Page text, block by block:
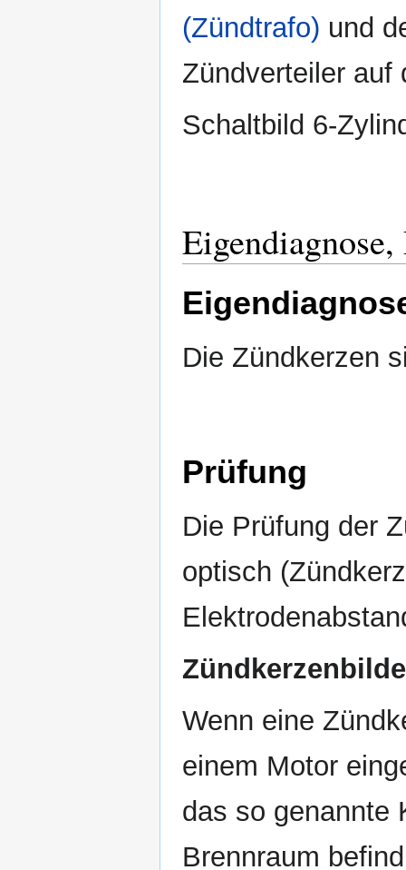
(Zündtrafo) und
Zündverteiler auf
Schaltbild 6-
Die Zündkerzen
Prüfung
Die Prüfung der
optisch
Wenn eine
einem Motor
das so genannte
Brennraum